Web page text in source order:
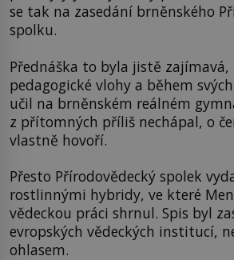
se tak na zasedání brněnského
spolku.
Přednáška to byla jistě zajímavá,
pedagogické vlohy a během
učil na brněnském reálném
z přítomných příliš nechápal, o
vlastně hovoří.
Přesto Přírodovědecký spolek
rostlinnými hybridy, ve které
vědeckou práci shrnul. Spis byl
evropských vědeckých institucí,
ohlasem.